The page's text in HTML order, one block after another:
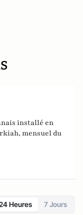
installé en
mensuel du
Heures 7 Jours